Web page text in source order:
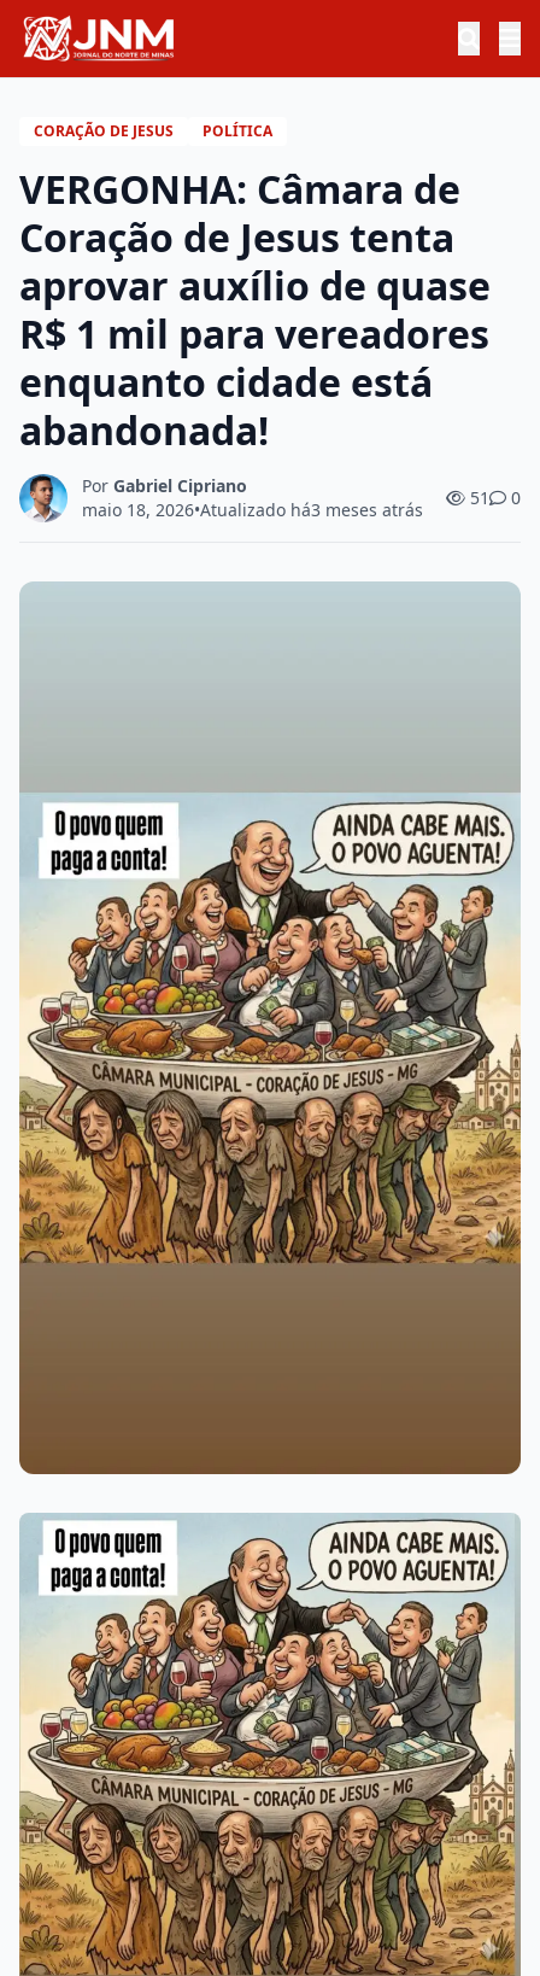
CORAÇÃO DE JESUS POLÍTICA
VERGONHA: Câmara de
Coração de Jesus tenta
aprovar auxílio de quase
R$ 1 mil para vereadores
enquanto cidade está
abandonada!
Por Gabriel Cipriano
maio 18, 2026•Atualizado há3 meses atrás
51 0